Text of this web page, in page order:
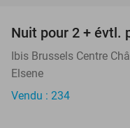
Nuit pour 2 + évtl.
Ibis Brussels Centre
Elsene
Vendu : 234